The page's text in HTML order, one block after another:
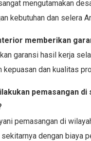
mengutamakan
kebutuhan dan selera
memberikan
garansi hasil kerja
kepuasan dan kualitas
pemasangan di
pemasangan di
dengan biaya